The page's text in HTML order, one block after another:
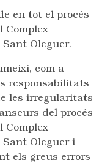
en tot el procés
Complex
Oleguer.
com a
responsabilitats
les irregularitats
del procés
Complex
Oleguer i
els greus errors